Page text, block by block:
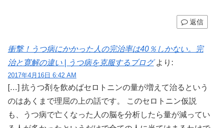
返信
衝撃！うつ病にかかった人の完治率は40％しかない。完
治と寛解の違い | うつ病を克服するブログ より:
2017年4月16日 6:42 AM
[…] 抗うつ剤を飲めばセロトニンの量が増えて治るという
のはあくまで理屈の上の話です。 このセロトニン仮説
も、うつ病で亡くなった人の脳を分析したら量が減ってい